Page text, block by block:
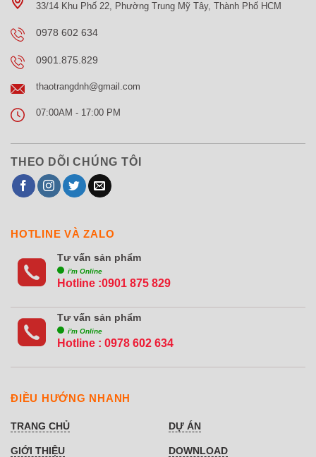
33/14 Khu Phố 22, Phường Trung Mỹ Tây, Thành Phố HCM
0978 602 634
0901.875.829
thaotrangdnh@gmail.com
07:00AM - 17:00 PM
THEO DÕI CHÚNG TÔI
HOTLINE VÀ ZALO
Tư vấn sản phẩm
i'm Online
Hotline :0901 875 829
Tư vấn sản phẩm
i'm Online
Hotline : 0978 602 634
ĐIỀU HƯỚNG NHANH
TRANG CHỦ
GIỚI THIỆU
DỰ ÁN
DOWNLOAD